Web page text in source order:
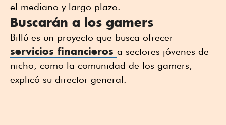
el mediano y largo plazo.
Buscarán a los gamers
Billú es un proyecto que busca ofrecer
servicios financieros a sectores jóvenes de
nicho, como la comunidad de los gamers,
explicó su director general.